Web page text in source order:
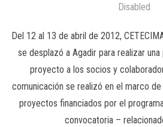
Disabled
Del 12 al 13 de abril de 2012,
se desplazó a Agadir para realizar
proyecto a los socios y
comunicación se realizó en el marco
proyectos financiados por el
convocatoria –